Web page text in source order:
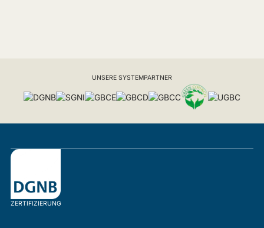
UNSERE SYSTEMPARTNER
ZERTIFIZIERUNG